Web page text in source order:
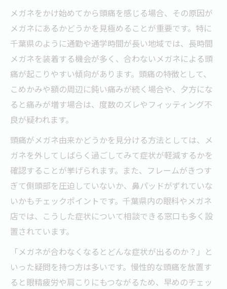
メガネをかけ始めてから頭痛を感じる場合、その原因が
メガネにあるかどうかを見極めることが重要です。特に
千葉県のように通勤や通学時間が長い地域では、長時間
メガネを装着する機会が多く、合わないメガネによる頭
痛が起こりやすい傾向があります。頭痛の特徴として、
こめかみや額の周辺に鈍い痛みが続く場合や、夕方にな
ると痛みが増す場合は、度数のズレやフィッティング不
良が疑われます。
頭痛がメガネ由来かどうかを見分ける方法としては、メ
ガネを外してしばらく過ごしてみて症状が軽減するかを
確認することが挙げられます。また、フレームがきつす
ぎて側頭部を圧迫していないか、鼻パッドがずれていな
いかもチェックポイントです。千葉県内の眼科やメガネ
店では、こうした症状について相談できる窓口も多く設
置されています。
「メガネが合わなくなるとどんな症状が出るのか？」と
いった疑問を持つ方は多いです。慢性的な頭痛を放置す
ると眼精疲労や肩こりにもつながるため、早めのチェッ